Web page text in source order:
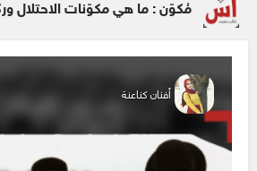
مُكوّن : ما هي مكوّنات الاحتلال
أفنان كناعنة